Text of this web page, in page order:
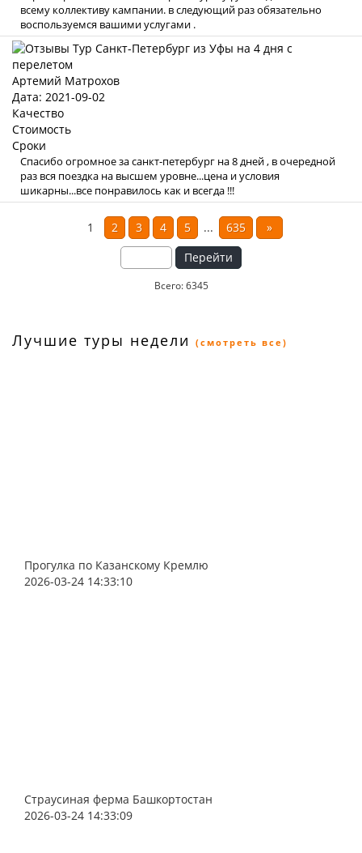
всему коллективу кампании. в следующий раз обязательно
воспользуемся вашими услугами .
Артемий Матрохов
Дата: 2021-09-02
Качество
Стоимость
Сроки
Спасибо огромное за санкт-петербург на 8 дней , в очередной
раз вся поездка на высшем уровне...цена и условия
шикарны...все понравилось как и всегда !!!
1 2 3 4 5 ... 635
»
Перейти
Всего: 6345
Лучшие туры недели (смотреть все)
Прогулка по Казанскому Кремлю
2026-03-24 14:33:10
Страусиная ферма Башкортостан
2026-03-24 14:33:09